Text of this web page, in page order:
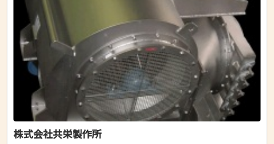
株式会社共栄製作所